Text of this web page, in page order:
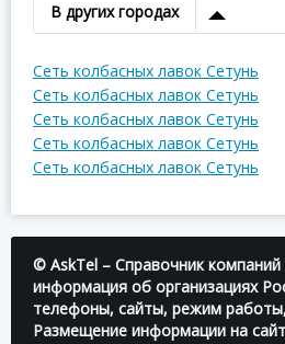
В других городах
Сеть колбасных лавок Сетунь
Сеть колбасных лавок Сетунь
Сеть колбасных лавок Сетунь
Сеть колбасных лавок Сетунь
Сеть колбасных лавок Сетунь
© AskTel – Справочник
информация об организациях
телефоны, сайты, режим
Размещение информации на